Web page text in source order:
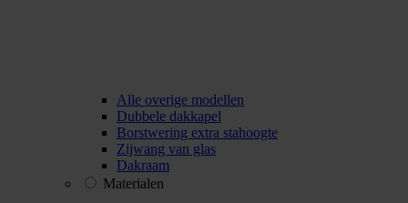
Alle overige modellen
Dubbele dakkapel
Borstwering extra stahoogte
Zijwang van glas
Dakraam
Materialen